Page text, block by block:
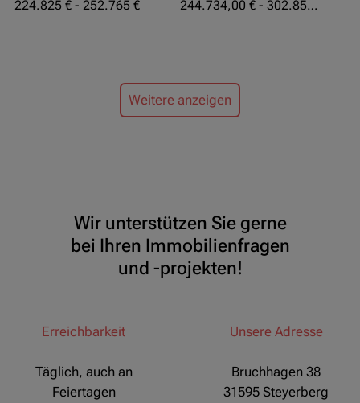
224.825 € - 252.765 € 244.734,00 € - 302.855,00 €
Weitere anzeigen
Wir unterstützen Sie gerne
bei Ihren Immobilienfragen
und -projekten!
Erreichbarkeit
Täglich, auch an
Feiertagen
Unsere Adresse
Bruchhagen 38
31595 Steyerberg